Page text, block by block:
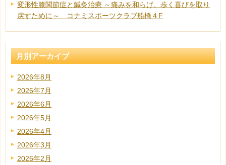
変形性膝関節症と鍼灸治療 ～痛みを和らげ、歩く喜びを取り
戻すために～ コナミスポーツクラブ船橋４F
月別アーカイブ
2026年8月
2026年7月
2026年6月
2026年5月
2026年4月
2026年3月
2026年2月